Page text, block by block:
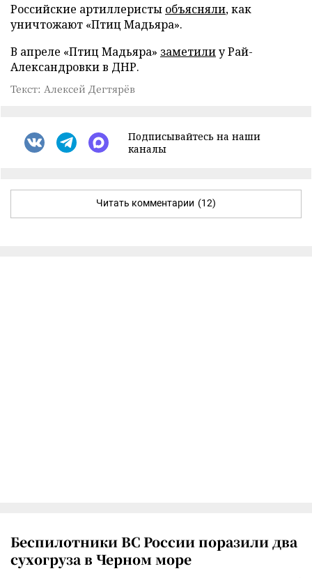
Российские артиллеристы объясняли, как
уничтожают «Птиц Мадьяра».
В апреле «Птиц Мадьяра» заметилиу Рай-
Александровки в ДНР.
Текст: Алексей Дегтярёв
Подписывайтесь на наши
каналы
Читать комментарии (12)
Беспилотники ВС России поразили два
сухогруза в Черном море